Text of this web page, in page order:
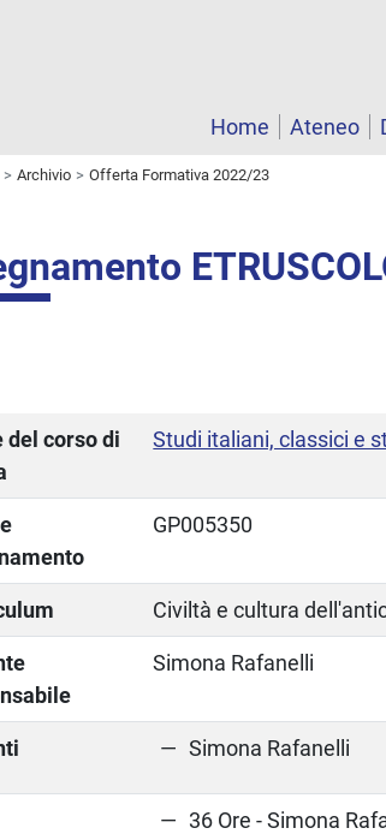
Home
Ateneo
Archivio Offerta Formativa 2022/23
del corso di
Studi italiani, classici e
GP005350
Civiltà e cultura
Simona Rafanelli
Simona Rafanelli
36 Ore - Simona